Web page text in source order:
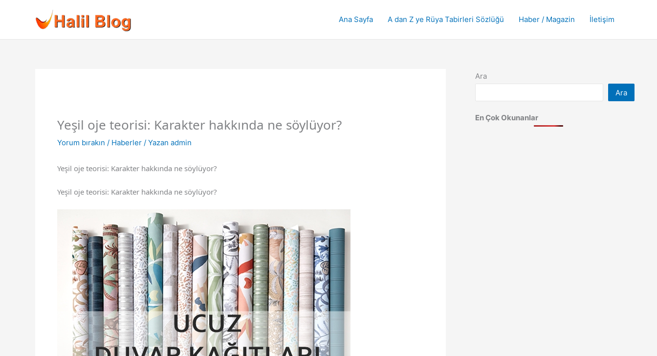
Ana Sayfa A dan Z ye Rüya Tabirleri Sözlüğü Haber / Magazin İletişim
Yeşil oje teorisi: Karakter hakkında ne söylüyor?
Yorum bırakın / Haberler / Yazan admin
Yeşil oje teorisi: Karakter hakkında ne söylüyor?
Yeşil oje teorisi: Karakter hakkında ne söylüyor?
Ara
Ara
En Çok Okunanlar